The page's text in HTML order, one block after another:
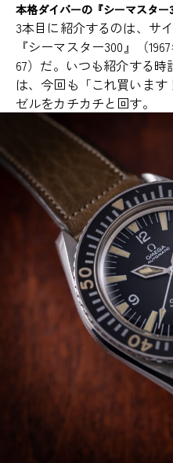
本格ダイバーの『シーマスター
3本目に紹介するのは、サ
『シーマスター300』（
67）だ。いつも紹介する
は、今回も「これ買いま
ゼルをカチカチと回す。